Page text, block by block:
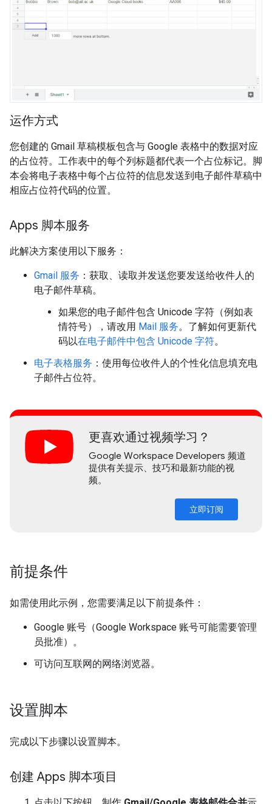
运作方式
您创建的 Gmail 草稿模板包含与 Google 表格中的数据对应
的占位符。工作表中的每个列标题都代表一个占位标记。脚
本会将电子表格中每个占位符的信息发送到电子邮件草稿中
相应占位符代码的位置。
Apps 脚本服务
此解决方案使用以下服务：
Gmail 服务 ：获取、读取并发送您要发送给收件人的
电子邮件草稿。
如果您的电子邮件包含 Unicode 字符（例如表
情符号），请改用 Mail 服务。了解如何更新代
码以在电子邮件中包含 Unicode 字符。
电子表格服务 ：使用每位收件人的个性化信息填充电
子邮件占位符。
更喜欢通过视频学习？
Google Workspace Developers 频道
提供有关提示、技巧和最新功能的视
频。
立即订阅
前提条件
如需使用此示例，您需要满足以下前提条件：
Google 账号（Google Workspace 账号可能需要管理
员批准）。
可访问互联网的网络浏览器。
设置脚本
完成以下步骤以设置脚本。
创建 Apps 脚本项目